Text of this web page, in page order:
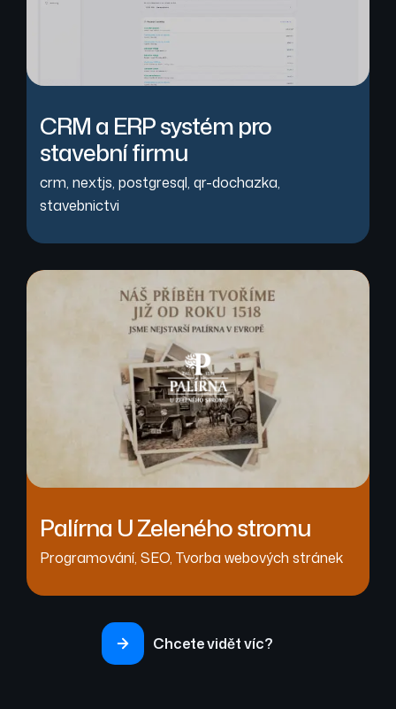
CRM a ERP systém pro
stavební firmu
crm, nextjs, postgresql, qr-dochazka,
stavebnictvi
Palírna U Zeleného stromu
Programování, SEO, Tvorba webových stránek
Chcete vidět víc?